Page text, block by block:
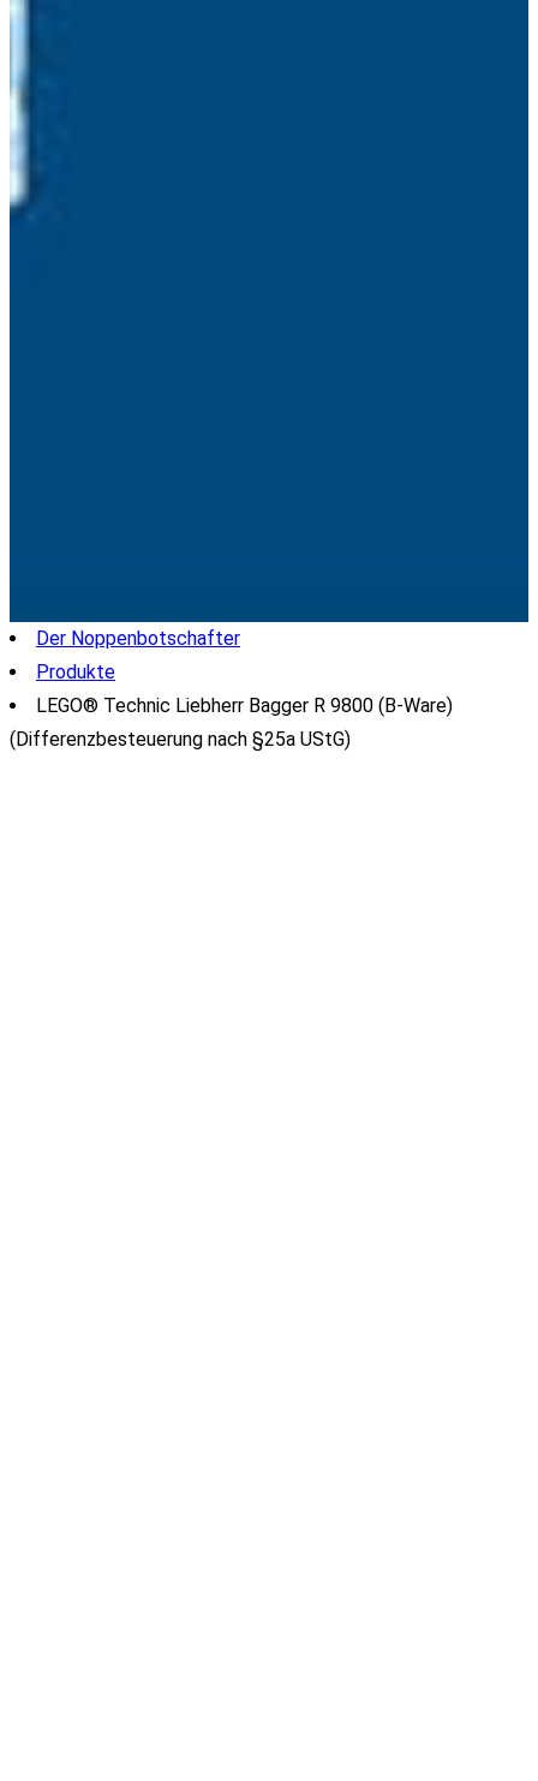
Der Noppenbotschafter
Produkte
LEGO® Technic Liebherr Bagger R 9800 (B-Ware)
(Differenzbesteuerung nach §25a UStG)